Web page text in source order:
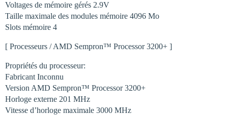
Voltages de mémoire gérés 2.9V
Taille maximale des modules mémoire 4096 Mo
Slots mémoire 4
[ Processeurs / AMD Sempron™ Processor 3200+ ]
Propriétés du processeur:
Fabricant Inconnu
Version AMD Sempron™ Processor 3200+
Horloge externe 201 MHz
Vitesse d’horloge maximale 3000 MHz